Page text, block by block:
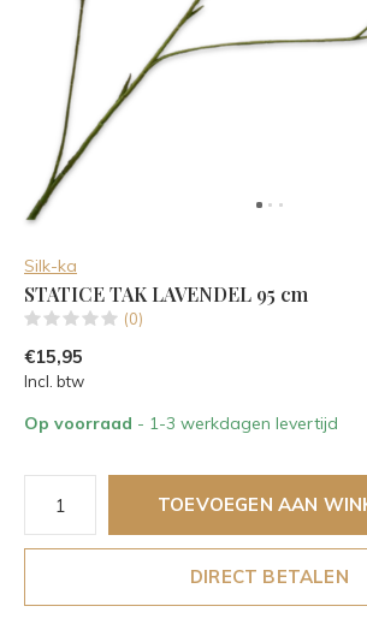
Silk-ka
STATICE TAK LAVENDEL 95 cm
(0)
€15,95
Incl. btw
Op voorraad - 1-3 werkdagen levertijd
TOEVOEGEN AAN
DIRECT BETALEN